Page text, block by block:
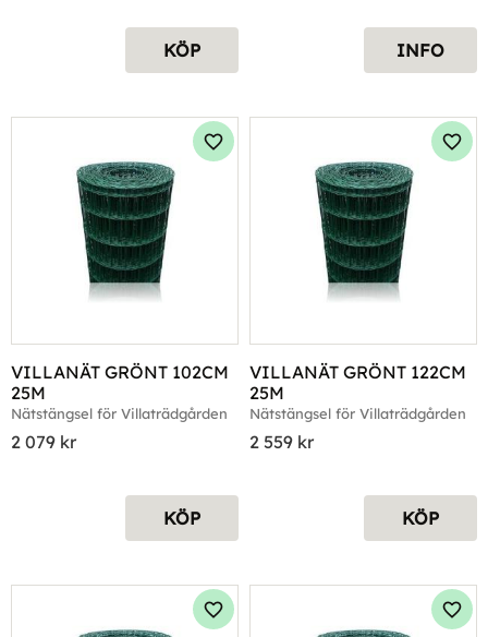
KÖP INFO
VILLANÄT GRÖNT 102CM
25M
Nätstängsel för Villaträdgården
2 079 kr
Lägg till i favoriter
KÖP
VILLANÄT GRÖNT 122CM
25M
Nätstängsel för Villaträdgården
2 559 kr
KÖP
Lägg till i favoriter